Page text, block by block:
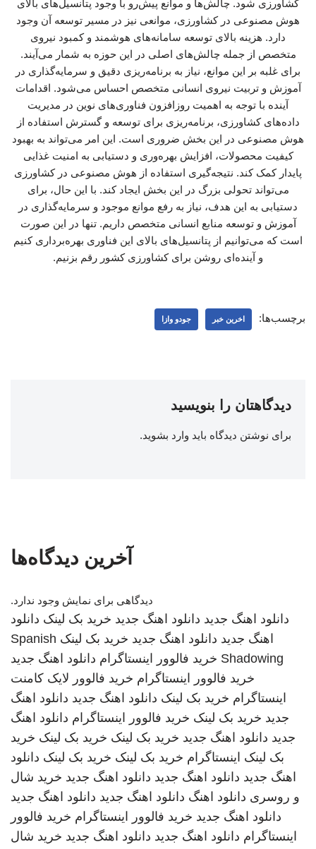
کشاورزی شود. چالش‌ها و موانع پیش‌رو با وجود پتانسیل‌های بالای
هوش مصنوعی در کشاورزی، موانعی نیز در مسیر توسعه آن وجود
دارد. هزینه بالای توسعه سامانه‌های هوشمند و کمبود نیروی
متخصص از جمله چالش‌های اصلی در این حوزه به شمار می‌آیند.
برای غلبه بر این موانع، نیاز به برنامه‌ریزی دقیق و سرمایه‌گذاری در
آموزش و تربیت نیروی انسانی متخصص احساس می‌شود. اقدامات
آینده با توجه به اهمیت روزافزون فناوری‌های نوین در مدیریت
داده‌های کشاورزی، برنامه‌ریزی برای توسعه و گسترش استفاده از
هوش مصنوعی در این بخش ضروری است. این امر می‌تواند به بهبود
کیفیت محصولات، افزایش بهره‌وری و دستیابی به امنیت غذایی
پایدار کمک کند. نتیجه‌گیری استفاده از هوش مصنوعی در کشاورزی
می‌تواند تحولی بزرگ در این بخش ایجاد کند. با این حال، برای
دستیابی به این هدف، نیاز به رفع موانع موجود و سرمایه‌گذاری در
آموزش و توسعه منابع انسانی متخصص داریم. تنها در این صورت
است که می‌توانیم از پتانسیل‌های بالای این فناوری بهره‌برداری کنیم
و آینده‌ای روشن برای کشاورزی کشور رقم بزنیم.
برچسب‌ها: اخرین خبر جودو وازا
دیدگاهتان را بنویسید
برای نوشتن دیدگاه باید وارد بشوید.
آخرین دیدگاه‌ها
دیدگاهی برای نمایش وجود ندارد.
دانلود اهنگ جدید دانلود اهنگ جدید خرید بک لینک دانلود
اهنگ جدید دانلود اهنگ جدید خرید بک لینک Spanish
Shadowing خرید فالوور اینستاگرام دانلود اهنگ جدید
خرید فالوور اینستاگرام خرید فالوور لایک کامنت
اینستاگرام خرید بک لینک دانلود اهنگ جدید دانلود اهنگ
جدید خرید بک لینک خرید فالوور اینستاگرام دانلود اهنگ
جدید دانلود اهنگ جدید خرید بک لینک خرید بک لینک خرید
بک لینک اینستاگرام خرید بک لینک خرید بک لینک دانلود
اهنگ جدید دانلود اهنگ جدید دانلود اهنگ جدید خرید شال
و روسری دانلود اهنگ دانلود اهنگ جدید دانلود اهنگ جدید
دانلود اهنگ جدید خرید فالوور اینستاگرام خرید فالوور
اینستاگرام دانلود اهنگ جدید دانلود اهنگ جدید خرید شال